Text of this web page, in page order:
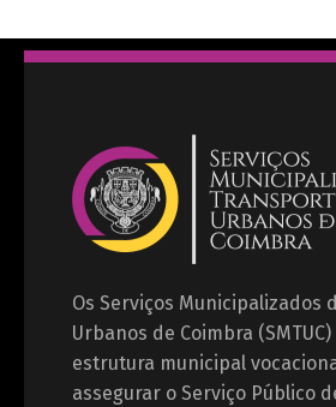
Os Serviços Municipalizados
Urbanos de Coimbra
estrutura municipal
assegurar o Serviço Público